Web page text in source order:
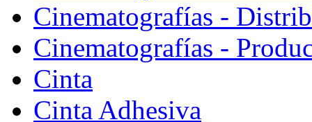
Cinematografías -
Cinematografías -
Cinta
Cinta Adhesiva